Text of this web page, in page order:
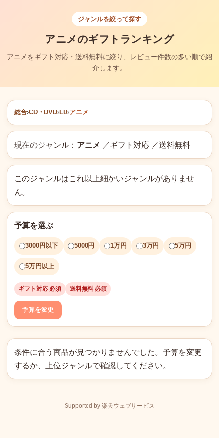
ジャンルを絞って探す
アニメのギフトランキング
アニメをギフト対応・送料無料に絞り、レビュー件数の多い順で紹
介します。
総合›CD・DVD›LD›アニメ
現在のジャンル： アニメ ／ギフト対応 ／送料無料
このジャンルはこれ以上細かいジャンルがありませ
ん。
予算を選ぶ
3000円以下 5000円 1万円 3万円 5万円
5万円以上
ギフト対応 必須 送料無料 必須
予算を変更
条件に合う商品が見つかりませんでした。予算を変更
するか、上位ジャンルで確認してください。
Supported by 楽天ウェブサービス